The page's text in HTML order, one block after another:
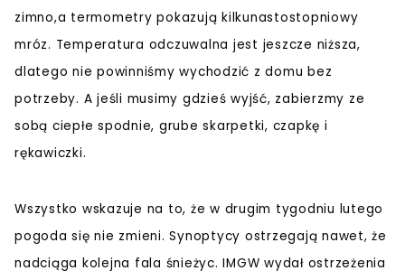
zimno,a termometry pokazują kilkunastostopniowy
mróz. Temperatura odczuwalna jest jeszcze niższa,
dlatego nie powinniśmy wychodzić z domu bez
potrzeby. A jeśli musimy gdzieś wyjść, zabierzmy ze
sobą ciepłe spodnie, grube skarpetki, czapkę i
rękawiczki.
Wszystko wskazuje na to, że w drugim tygodniu lutego
pogoda się nie zmieni. Synoptycy ostrzegają nawet, że
nadciąga kolejna fala śnieżyc. IMGW wydał ostrzeżenia